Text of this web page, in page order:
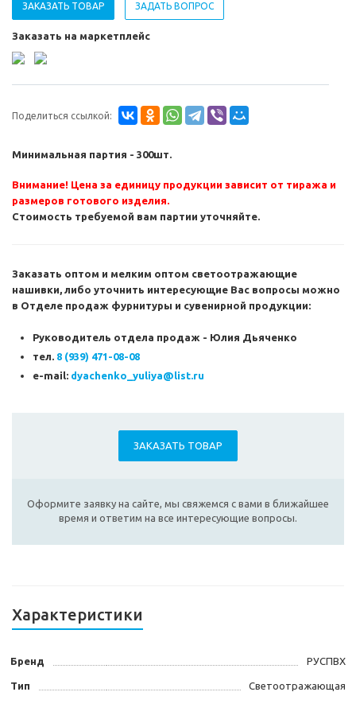
ЗАКАЗАТЬ ТОВАР ЗАДАТЬ ВОПРОС
Заказать на маркетплейс
Поделиться ссылкой:
Минимальная партия - 300шт.
Внимание! Цена за единицу продукции зависит от тиража и
размеров готового изделия.
Стоимость требуемой вам партии уточняйте.
Заказать оптом и мелким оптом светоотражающие
нашивки, либо уточнить интересующие Вас вопросы можно
в Отделе продаж фурнитуры и сувенирной продукции:
Руководитель отдела продаж - Юлия Дьяченко
тел. 8 (939) 471-08-08
e-mail: dyachenko_yuliya@list.ru
ЗАКАЗАТЬ ТОВАР
Оформите заявку на сайте, мы свяжемся с вами в ближайшее
время и ответим на все интересующие вопросы.
Характеристики
Бренд РУСПВХ
Тип Светоотражающая